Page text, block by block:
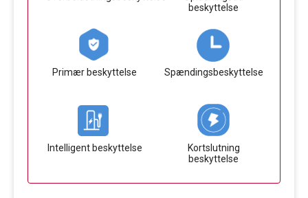
beskyttelse
Primær beskyttelse Spændingsbeskyttelse
Intelligent beskyttelse
Kortslutning
beskyttelse